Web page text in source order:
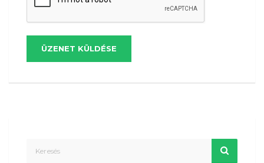
ÜZENET KÜLDÉSE